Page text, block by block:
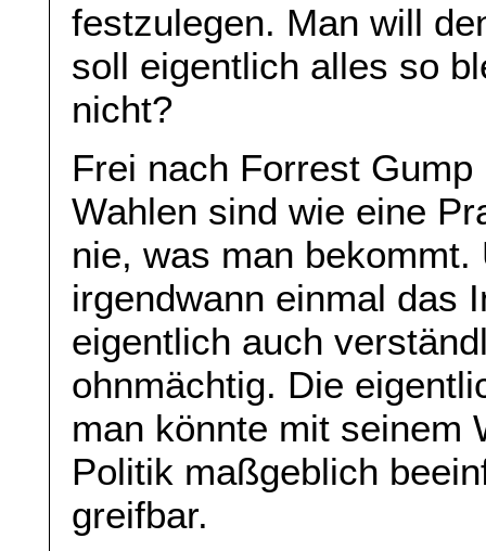
festzulegen. Man will
soll eigentlich alles so
nicht?
Frei nach Forrest
Wahlen sind wie eine
nie, was man
irgendwann einmal das
eigentlich auch
ohnmächtig. Die
man könnte mit seinem
Politik maßgeblich
greifbar.